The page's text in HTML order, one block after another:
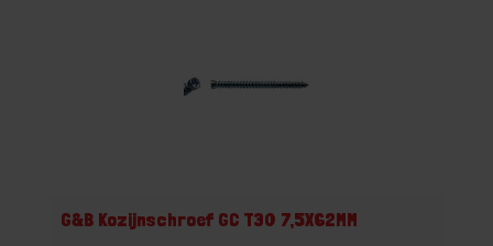
G&B Kozijnschroef GC T30 7,5X62MM